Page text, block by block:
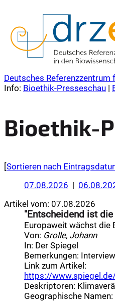
Deutsches Referenzzentrum
Info: Bioethik-Presseschau |
Bioethik-
[Sortieren nach
07.08.2026 |
Artikel vom: 07.08.2026
"Entscheidend ist
Europaweit wächst die
Von: Grolle, Johann
In: Der Spiegel
Bemerkungen:
Link zum Artikel:
https://
Deskriptoren:
Geographische Namen: